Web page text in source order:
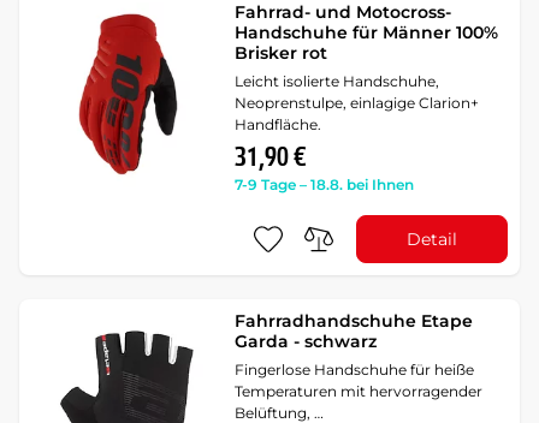
Fahrrad- und Motocross-
Handschuhe für Männer 100%
Brisker rot
Leicht isolierte Handschuhe,
Neoprenstulpe, einlagige Clarion+
Handfläche.
31,90 €
7-9 Tage – 18.8. bei Ihnen
Detail
Fahrradhandschuhe Etape
Garda - schwarz
Fingerlose Handschuhe für heiße
Temperaturen mit hervorragender
Belüftung, …